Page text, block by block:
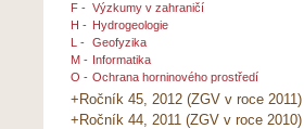
F - Výzkumy v zahraničí
H - Hydrogeologie
L - Geofyzika
M - Informatika
O - Ochrana horninového prostředí
+Ročník 45, 2012 (ZGV v roce 2011)
+Ročník 44, 2011 (ZGV v roce 2010)